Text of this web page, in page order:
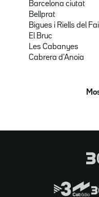
Barcelona ciutat
Bellprat
Bigues i Riells del Fai
El Bruc
Les Cabanyes
Cabrera d'Anoia